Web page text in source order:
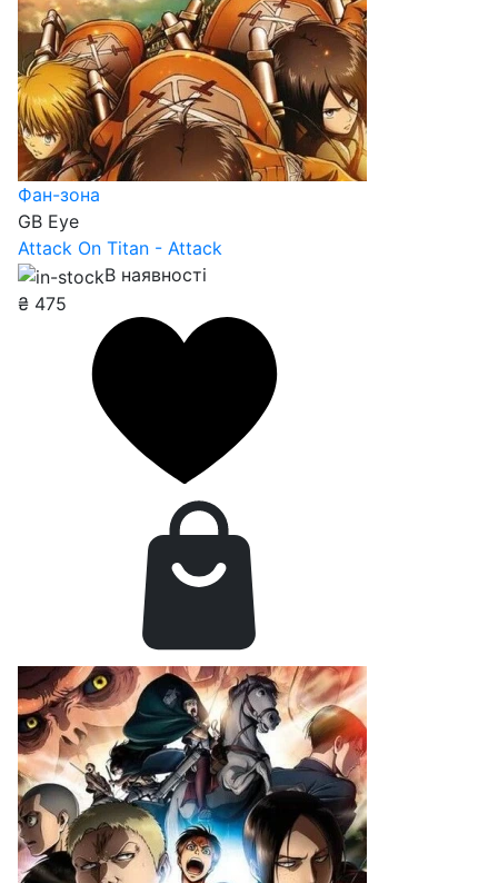
Фан-зона
GB Eye
Attack On Titan - Attack
В наявності
₴ 475